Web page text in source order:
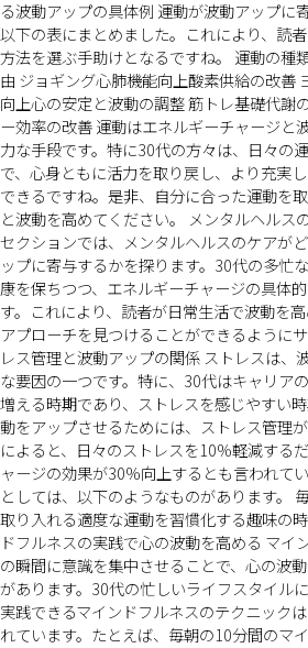
る波動アップの具体例 運動が波動アップに
以下の表にまとめました。これにより、読
方法を選ぶ手助けとなるですね。 運動の種
由 ジョギング心肺機能向上酸素供給の改善
向上心の安定と波動の調整 筋トレ基礎代謝
ー効率の改善 運動はエネルギーチャージと
力な手段です。特に30代の方々は、日々の
で、心身ともに活力を取り戻し、より充実
できるですね。是非、自分に合った運動を
と波動を高めてください。 メンタルヘルス
セクションでは、メンタルヘルスのケアが
ップに寄与するかを探ります。30代の多忙
康を保ちつつ、エネルギーチャージの具体
す。これにより、読者が日常生活で波動を
アプローチを見つけることができるように
レス管理と波動アップの関係 ストレスは、
な要因の一つです。特に、30代はキャリア
増える時期であり、ストレスを感じやすい
動をアップさせるためには、ストレス管理
によると、日々のストレスを10%軽減する
ャージの効果が30%向上するとも言われて
としては、以下のようなものがあります。
取り入れる適度な運動を習慣化する趣味の
ドフルネスの実践で心の波動を高める マイ
の瞬間に意識を集中させることで、心の波
があります。30代の忙しいライフスタイル
実践できるマインドフルネスのテクニック
れています。たとえば、毎朝の10分間のマ